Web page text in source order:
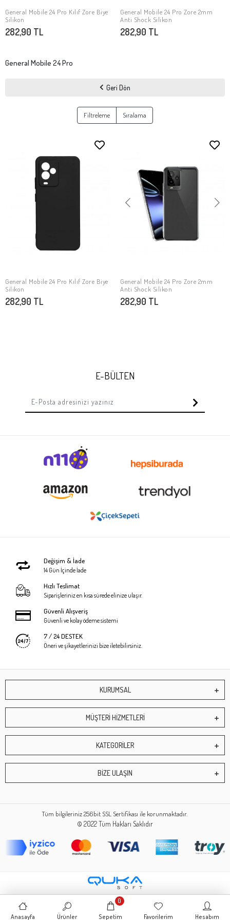
SEPETE EKLE
General Mobile 24 Pro Kılıf Zore Biye
Silikon
282,90 TL
SEPETE EKLE
General Mobile 24 Pro Zore 2mm
Anti Shock Silikon
282,90 TL
General Mobile 24 Pro
Geri Dön
Filtreleme Sıralama
SEPETE EKLE
General Mobile 24 Pro Kılıf Zore Biye
Silikon
282,90 TL
SEPETE EKLE
General Mobile 24 Pro Zore 2mm
Anti Shock Silikon
282,90 TL
E-BÜLTEN
Değişim & İade
14 Gün İçinde İade
Hızlı Teslimat
Siparişleriniz en kısa sürede elinize ulaşır.
Güvenli Alışveriş
Güvenli ve kolay ödeme sistemi
7 / 24 DESTEK
Öneri ve şikayetlerinizi bize iletebilirsiniz.
KURUMSAL
MÜŞTERİ HİZMETLERİ
KATEGORİLER
BİZE ULAŞIN
Tüm bilgileriniz 256bit SSL Sertifikası ile korunmaktadır.
© 2022Tüm Hakları Saklıdır
Anasayfa Ürünler Sepetim
0
Favorilerim Hesabım